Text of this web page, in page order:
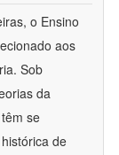
o Ensino
aos
Sob
da
se
de